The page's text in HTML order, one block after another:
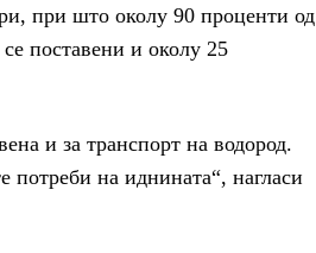
при што околу 90 проценти од
поставени и околу 25
и за транспорт на водород.
потреби на иднината“, нагласи